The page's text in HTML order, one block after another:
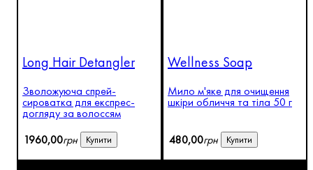
Long Hair Detangler
Зволожуюча спрей-
сироватка для експрес-
догляду за волоссям
1960,00грн Купити
Wellness Soap
Мило м'яке для очищення
шкіри обличчя та тіла 50 г
480,00грн Купити